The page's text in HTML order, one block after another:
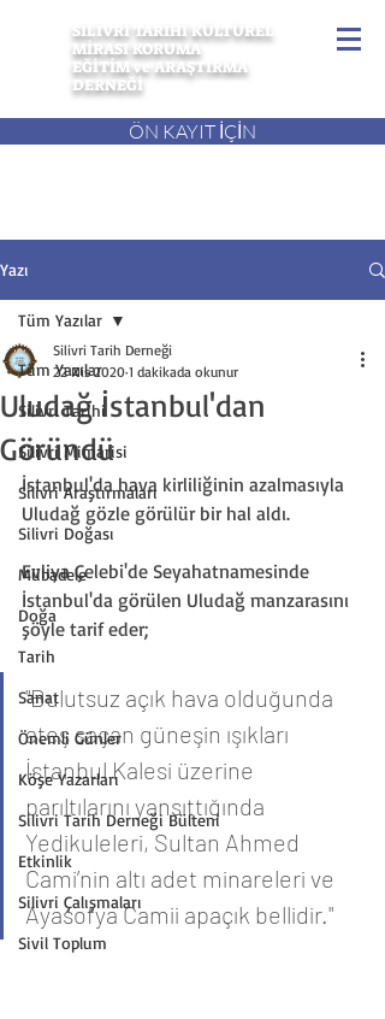
SİLİVRİ TARİHİ KÜLTÜREL
MİRASI KORUMA
EĞİTİM ve ARAŞTIRMA
DERNEĞİ
ÖN KAYIT İÇİN
Yazı
Tüm Yazılar
Silivri Tarihi
Silivri Mimarisi
Silivri Araştırmaları
Silivri Doğası
Mübadele
Doğa
Tarih
Sanat
Önemli Günler
Köşe Yazarları
Silivri Tarih Derneği Bülteni
Etkinlik
Silivri Çalışmaları
Sivil Toplum
Tüm Yazılar
Uludağ İstanbul'dan
Göründü
Silivri Tarih Derneği
22 Nis 2020 1 dakikada okunur
İstanbul'da hava kirliliğinin azalmasıyla
Uludağ gözle görülür bir hal aldı.
Evliya Çelebi'de Seyahatnamesinde
İstanbul'da görülen Uludağ manzarasını
şöyle tarif eder;
"Bulutsuz açık hava olduğunda
ateş saçan güneşin ışıkları
İstanbul Kalesi üzerine
parıltılarını yansıttığında
Yedikuleleri, Sultan Ahmed
Cami’nin altı adet minareleri ve
Ayasofya Camii apaçık bellidir."